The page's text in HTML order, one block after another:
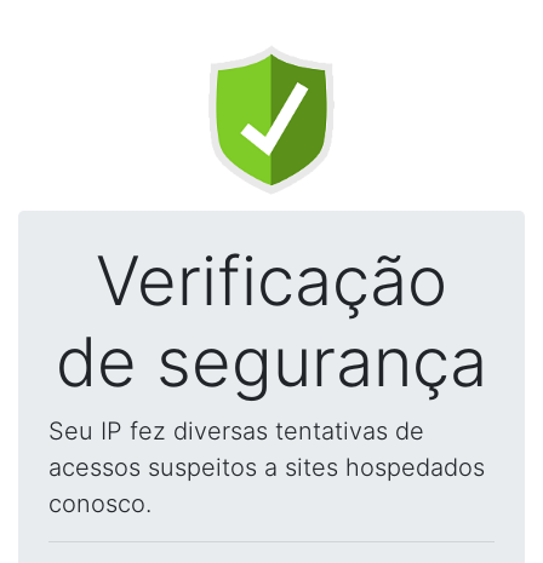
Verificação
de segurança
Seu IP fez diversas tentativas de
acessos suspeitos a sites hospedados
conosco.